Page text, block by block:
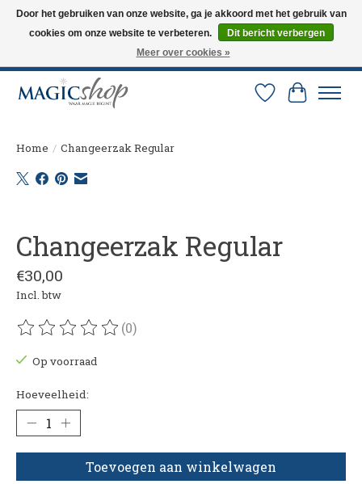
Altijd de nieuwste trucs op voorraad. Snelle verzending via PostNL en DHL.
Langskomen in onze winkel? Bel of mail om een afspraak te maken. 0251-
Verlanglijst
Home / Changeerzak Regular
Changeerzak Regular
€30,00
Incl. btw
De beoordeling van dit product is
(0)
Op voorraad
Hoeveelheid:
Toevoegen aan winkelwagen
Door het gebruiken van onze website, ga je akkoord met het gebruik van
cookies om onze website te verbeteren.
Dit bericht verbergen
Meer over cookies »